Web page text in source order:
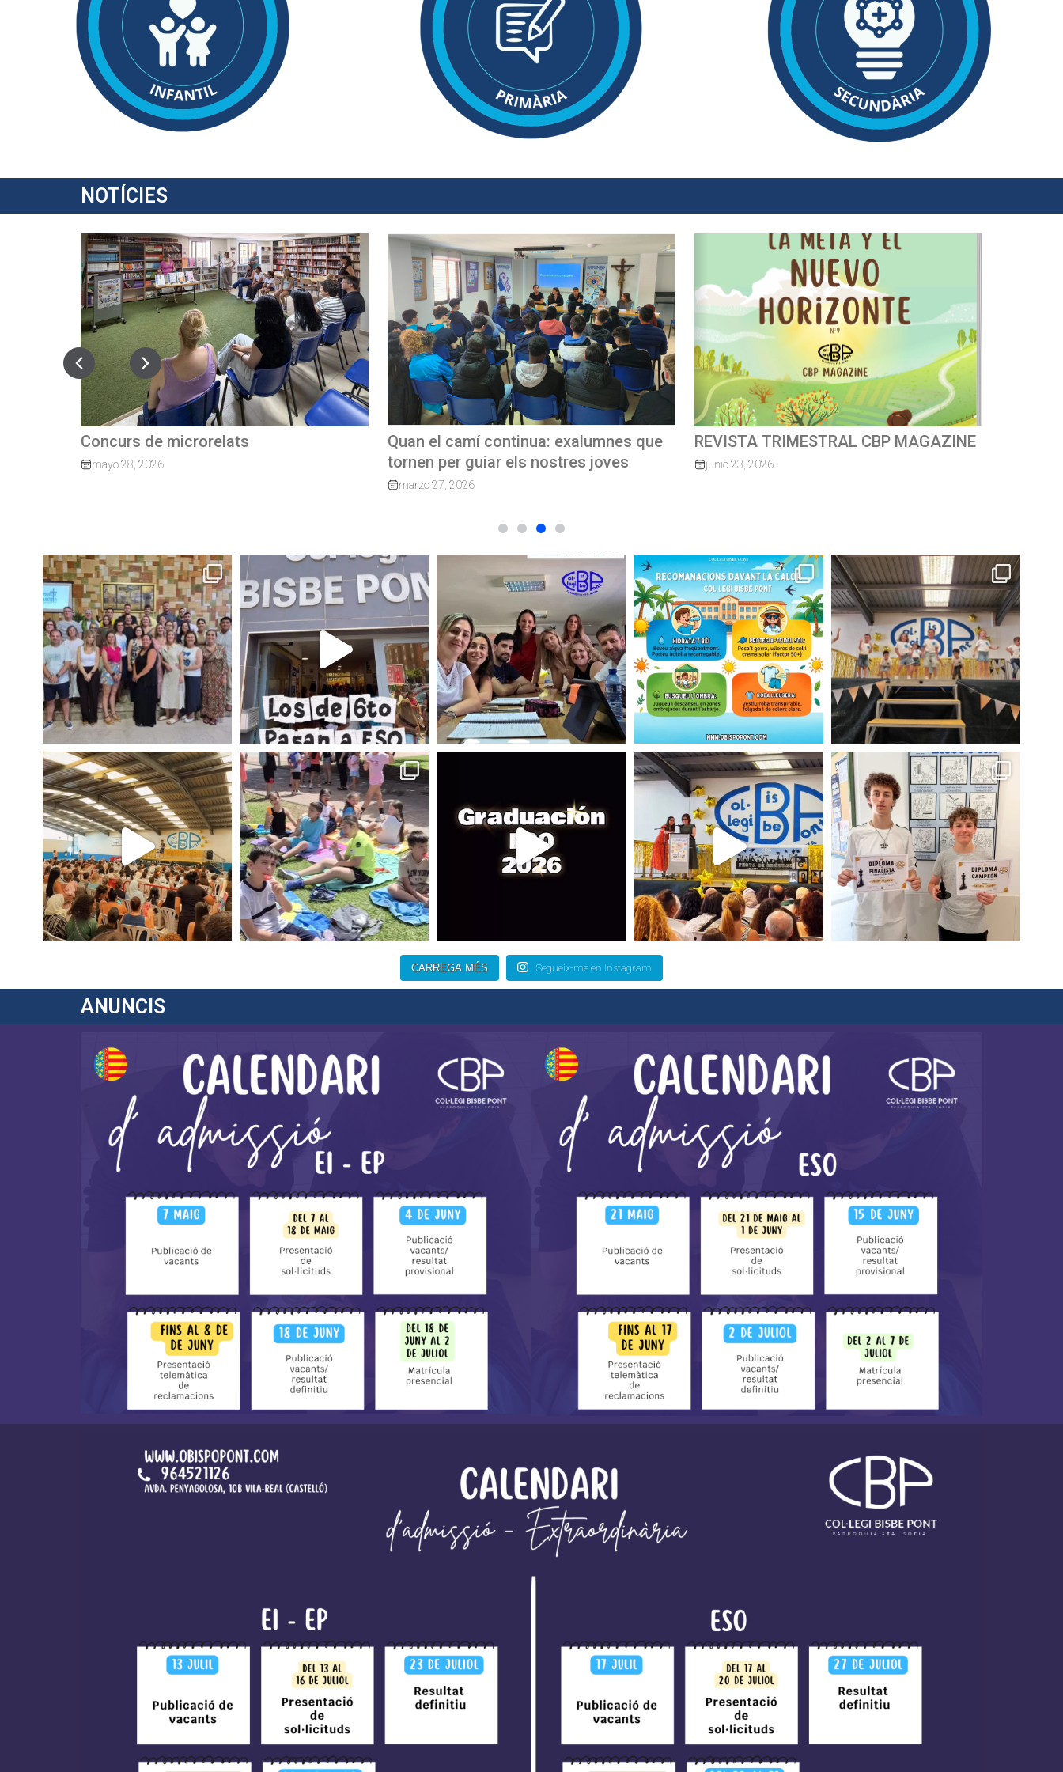
NOTÍCIES
Quan el camí continua: exalumnes que
tornen per guiar els nostres joves
REVISTA TRIMESTRAL CBP MAGAZINE
junio 23, 2026
Cursa escolar solidàriaMossèn
Guillermo 2026
CARREGA MÉS Segueix-me en Instagram
ANUNCIS